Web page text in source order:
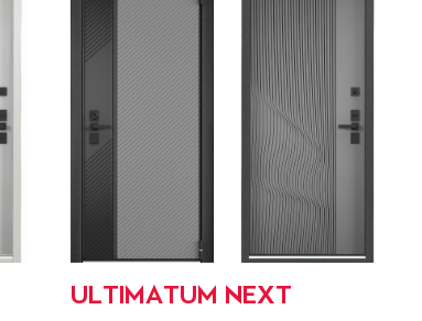
ULTIMATUM NEXT